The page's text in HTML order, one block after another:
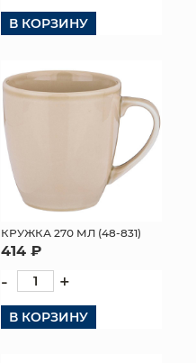
В КОРЗИНУ
КРУЖКА 270 МЛ (48-831)
414 ₽
- +
В КОРЗИНУ